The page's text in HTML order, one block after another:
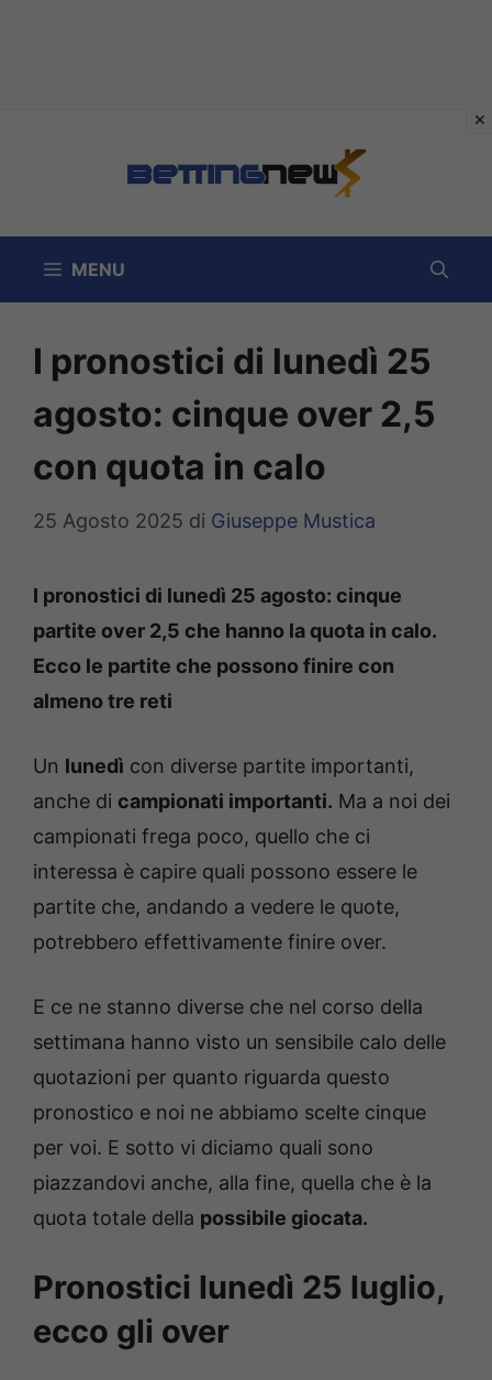
MENU
I pronostici di lunedì 25
agosto: cinque over 2,5
con quota in calo
25 Agosto 2025 di Giuseppe Mustica
I pronostici di lunedì 25 agosto: cinque
partite over 2,5 che hanno la quota in calo.
Ecco le partite che possono finire con
almeno tre reti
Un lunedì con diverse partite importanti,
anche di campionati importanti. Ma a noi dei
campionati frega poco, quello che ci
interessa è capire quali possono essere le
partite che, andando a vedere le quote,
potrebbero effettivamente finire over.
E ce ne stanno diverse che nel corso della
settimana hanno visto un sensibile calo delle
quotazioni per quanto riguarda questo
pronostico e noi ne abbiamo scelte cinque
per voi. E sotto vi diciamo quali sono
piazzandovi anche, alla fine, quella che è la
quota totale della possibile giocata.
Pronostici lunedì 25 luglio,
ecco gli over